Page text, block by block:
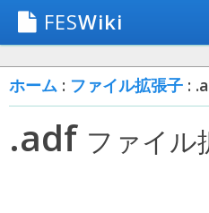
FESWiki
ホーム : ファイル拡張子 :
.adf ファイル